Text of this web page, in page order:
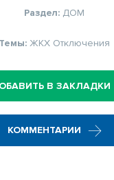
Раздел: ДОМ
Темы: ЖКХ Отключения
В ЗАКЛАДКИ
КОММЕНТАРИИ